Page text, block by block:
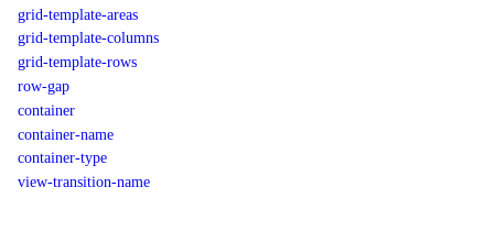
grid-template-areas
grid-template-columns
grid-template-rows
row-gap
container
container-name
container-type
view-transition-name